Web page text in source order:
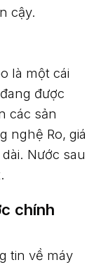
cậy.
là một cái
được
các sản
nghệ Ro, giá
Nước sau
chính
tin về máy